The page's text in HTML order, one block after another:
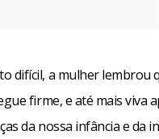
difícil, a mulher lembrou
firme, e até mais viva
da nossa infância e da